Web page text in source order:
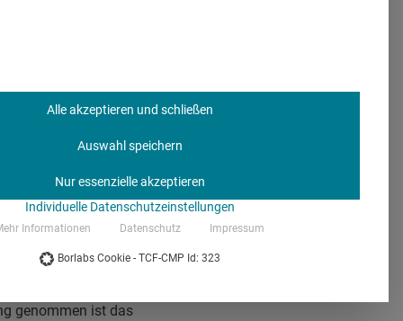
Kommunikation
genommen ist das
Alle akzeptieren und schließen
Auswahl speichern
Nur essenzielle akzeptieren
Individuelle Datenschutzeinstellungen
Informationen Datenschutz Impressum
Borlabs Cookie - TCF-CMP Id: 323